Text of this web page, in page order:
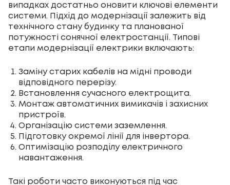
випадках достатньо оновити ключові елементи
системи. Підхід до модернізації залежить від
технічного стану будинку та планованої
потужності сонячної електростанції. Типові
етапи модернізації електрики включають:
Заміну старих кабелів на мідні проводи
відповідного перерізу.
Встановлення сучасного електрощита.
Монтаж автоматичних вимикачів і захисних
пристроїв.
Організацію системи заземлення.
Підготовку окремої лінії для інвертора.
Оптимізацію розподілу електричного
навантаження.
Такі роботи часто виконуються під час